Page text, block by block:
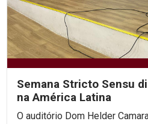
Semana Stricto Sensu
na América Latina
O auditório Dom Helder